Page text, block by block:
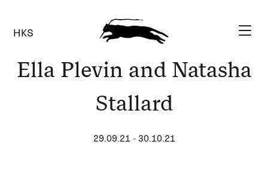
HKS
Ella Plevin and Natasha
Stallard
29.09.21- 30.10.21